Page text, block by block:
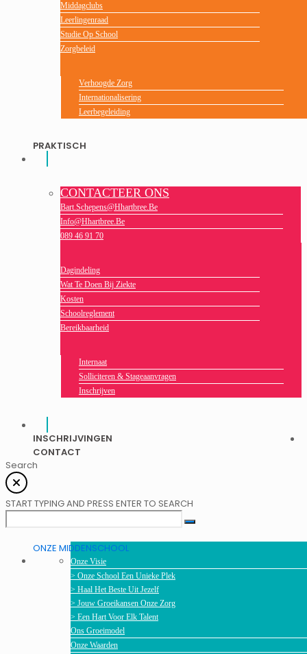
Middagclubs
Leerlingenraad
Studie Op School
Zorgbeleid
Verhoogde Zorg
Internationalisering
Leerbegeleiding
PRAKTISCH
CONTACTEER ONS
Bart.schepens@hhartbree.be
Info@hhartbree.be
089 46 91 70
Dagindeling
Wat Te Doen Bij Ziekte
Kosten
Schoolreglement
Bereikbaarheid
Internaat
Solliciteren & Stageaanvragen
Inschrijven
INSCHRIJVINGEN
CONTACT
Search
START TYPING AND PRESS ENTER TO SEARCH
ONZE MIDDENSCHOOL
Onze Visie
> Onze School Een Unieke Plek
> Haal Het Beste Uit Jezelf
> Jouw Groeikansen Onze Zorg
> Een Hart Voor Elk Talent
Ons Groeimodel
Onze Waarden